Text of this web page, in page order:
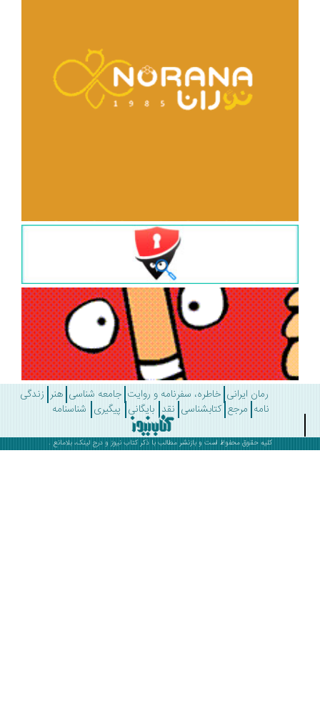
رمان ایرانی خاطره، سفرنامه و روایت جامعه شناسی هنر زندگی
مرجع کتابشناسی نقد بایگانی پیگیری شناسنامه
کلیه حقوق محفوظ است و بازنشر مطالب با ذکرکتاب نیوزو درج لینک، بلامانع .